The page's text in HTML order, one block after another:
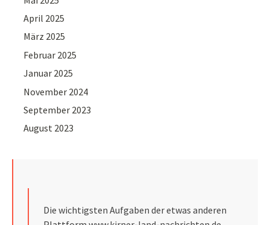
April 2025
März 2025
Februar 2025
Januar 2025
November 2024
September 2023
August 2023
Die wichtigsten Aufgaben der etwas anderen